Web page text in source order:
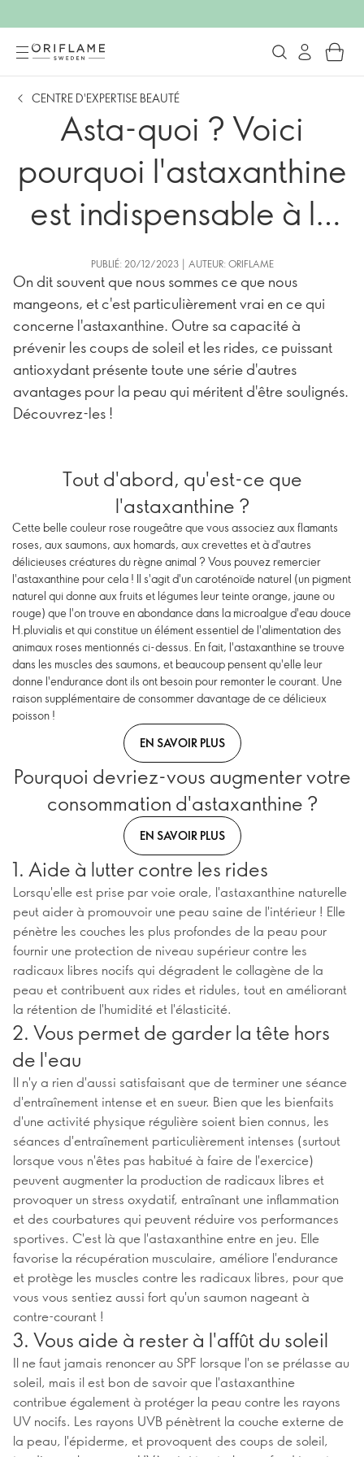
CENTRE D'EXPERTISE BEAUTÉ
Asta-quoi ? Voici
pourquoi l'astaxanthine
est indispensable à la
santé de la peau
PUBLIÉ: 20/12/2023 | AUTEUR: ORIFLAME
On dit souvent que nous sommes ce que nous
mangeons, et c'est particulièrement vrai en ce qui
concerne l'astaxanthine. Outre sa capacité à
prévenir les coups de soleil et les rides, ce puissant
antioxydant présente toute une série d'autres
avantages pour la peau qui méritent d'être soulignés.
Découvrez-les !
Tout d'abord, qu'est-ce que
l'astaxanthine ?
Cette belle couleur rose rougeâtre que vous associez aux flamants
roses, aux saumons, aux homards, aux crevettes et à d'autres
délicieuses créatures du règne animal ? Vous pouvez remercier
l'astaxanthine pour cela ! Il s'agit d'un caroténoïde naturel (un pigment
naturel qui donne aux fruits et légumes leur teinte orange, jaune ou
rouge) que l'on trouve en abondance dans la microalgue d'eau douce
H.pluvialis et qui constitue un élément essentiel de l'alimentation des
animaux roses mentionnés ci-dessus. En fait, l'astaxanthine se trouve
dans les muscles des saumons, et beaucoup pensent qu'elle leur
donne l'endurance dont ils ont besoin pour remonter le courant. Une
raison supplémentaire de consommer davantage de ce délicieux
poisson !
EN SAVOIR PLUS
Pourquoi devriez-vous augmenter votre
consommation d'astaxanthine ?
EN SAVOIR PLUS
1. Aide à lutter contre les rides
Lorsqu'elle est prise par voie orale, l'astaxanthine naturelle
peut aider à promouvoir une peau saine de l'intérieur ! Elle
pénètre les couches les plus profondes de la peau pour
fournir une protection de niveau supérieur contre les
radicaux libres nocifs qui dégradent le collagène de la
peau et contribuent aux rides et ridules, tout en améliorant
la rétention de l'humidité et l'élasticité.
2. Vous permet de garder la tête hors
de l'eau
Il n'y a rien d'aussi satisfaisant que de terminer une séance
d'entraînement intense et en sueur. Bien que les bienfaits
d'une activité physique régulière soient bien connus, les
séances d'entraînement particulièrement intenses (surtout
lorsque vous n'êtes pas habitué à faire de l'exercice)
peuvent augmenter la production de radicaux libres et
provoquer un stress oxydatif, entraînant une inflammation
et des courbatures qui peuvent réduire vos performances
sportives. C'est là que l'astaxanthine entre en jeu. Elle
favorise la récupération musculaire, améliore l'endurance
et protège les muscles contre les radicaux libres, pour que
vous vous sentiez aussi fort qu'un saumon nageant à
contre-courant !
3. Vous aide à rester à l'affût du soleil
Il ne faut jamais renoncer au SPF lorsque l'on se prélasse au
soleil, mais il est bon de savoir que l'astaxanthine
contribue également à protéger la peau contre les rayons
UV nocifs. Les rayons UVB pénètrent la couche externe de
la peau, l'épiderme, et provoquent des coups de soleil,